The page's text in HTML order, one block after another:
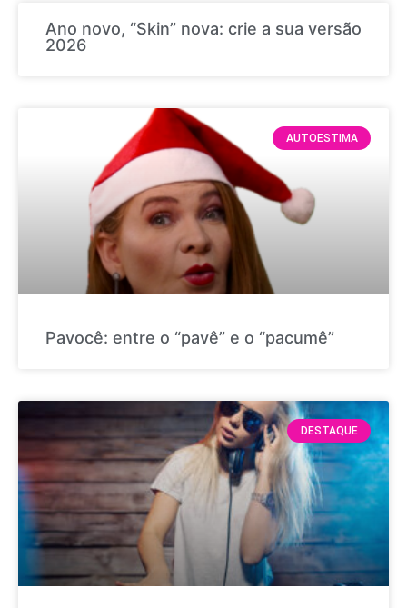
Ano novo, “Skin” nova: crie a sua versão
2026
AUTOESTIMA
Pavocê: entre o “pavê” e o “pacumê”
DESTAQUE